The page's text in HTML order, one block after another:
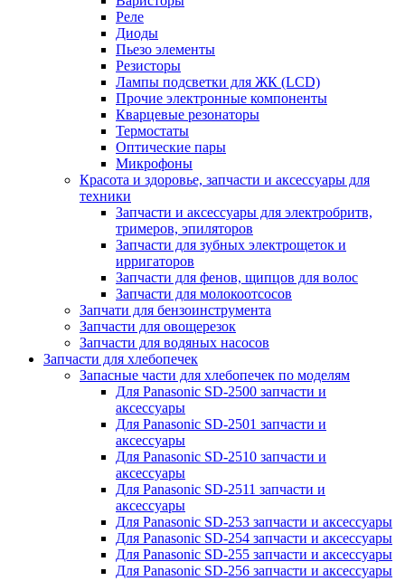
Реле
Диоды
Пьезо элементы
Резисторы
Лампы подсветки для ЖК (LCD)
Прочие электронные компоненты
Кварцевые резонаторы
Термостаты
Оптические пары
Микрофоны
Красота и здоровье, запчасти и аксессуары для
техники
Запчасти и аксессуары для электробритв,
тримеров, эпиляторов
Запчасти для зубных электрощеток и
ирригаторов
Запчасти для фенов, щипцов для волос
Запчасти для молокоотсосов
Запчати для бензоинструмента
Запчасти для овощерезок
Запчасти для водяных насосов
Запчасти для хлебопечек
Запасные части для хлебопечек по моделям
Для Panasonic SD-2500 запчасти и
аксессуары
Для Panasonic SD-2501 запчасти и
аксессуары
Для Panasonic SD-2510 запчасти и
аксессуары
Для Panasonic SD-2511 запчасти и
аксессуары
Для Panasonic SD-253 запчасти и аксессуары
Для Panasonic SD-254 запчасти и аксессуары
Для Panasonic SD-255 запчасти и аксессуары
Для Panasonic SD-256 запчасти и аксессуары